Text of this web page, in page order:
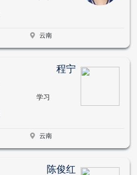
云南
程宁
学习
云南
陈俊红